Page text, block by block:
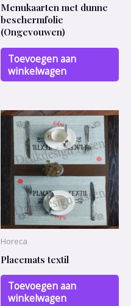
Menukaarten met dunne
beschermfolie
(Ongevouwen)
Toevoegen aan
winkelwagen
Horeca
Placemats textil
Toevoegen aan
winkelwagen